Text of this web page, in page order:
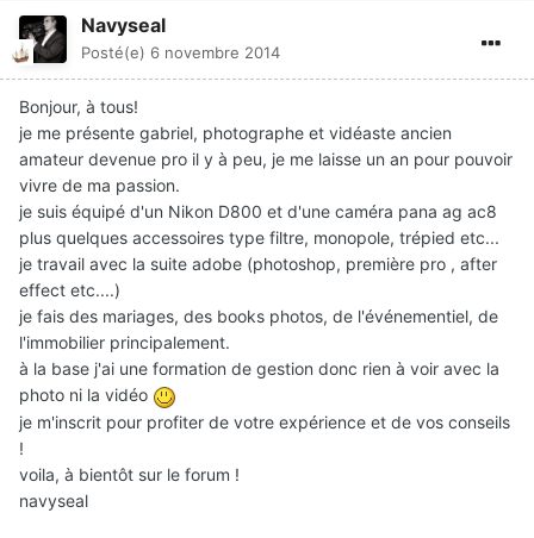
Navyseal
Posté(e) 6 novembre 2014
Bonjour, à tous!
je me présente gabriel, photographe et vidéaste ancien
amateur devenue pro il y à peu, je me laisse un an pour pouvoir
vivre de ma passion.
je suis équipé d'un Nikon D800 et d'une caméra pana ag ac8
plus quelques accessoires type filtre, monopole, trépied etc...
je travail avec la suite adobe (photoshop, première pro , after
effect etc....)
je fais des mariages, des books photos, de l'événementiel, de
l'immobilier principalement.
à la base j'ai une formation de gestion donc rien à voir avec la
photo ni la vidéo
je m'inscrit pour profiter de votre expérience et de vos conseils
!
voila, à bientôt sur le forum !
navyseal